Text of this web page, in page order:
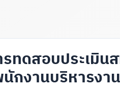
ทดสอบประเมิน
กงานบริหารงา